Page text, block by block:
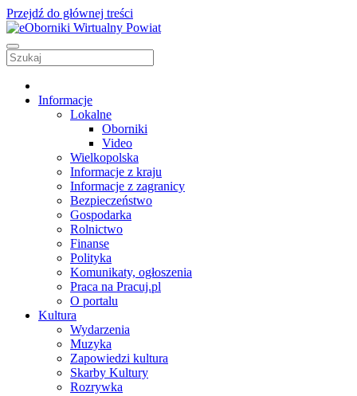
Przejdź do głównej treści
Informacje
Lokalne
Oborniki
Video
Wielkopolska
Informacje z kraju
Informacje z zagranicy
Bezpieczeństwo
Gospodarka
Rolnictwo
Finanse
Polityka
Komunikaty, ogłoszenia
Praca na Pracuj.pl
O portalu
Kultura
Wydarzenia
Muzyka
Zapowiedzi kultura
Skarby Kultury
Rozrywka